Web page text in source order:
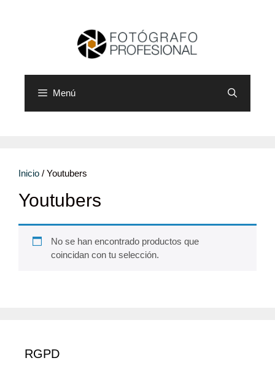
Menú
Inicio / Youtubers
Youtubers
No se han encontrado productos que
coincidan con tu selección.
RGPD